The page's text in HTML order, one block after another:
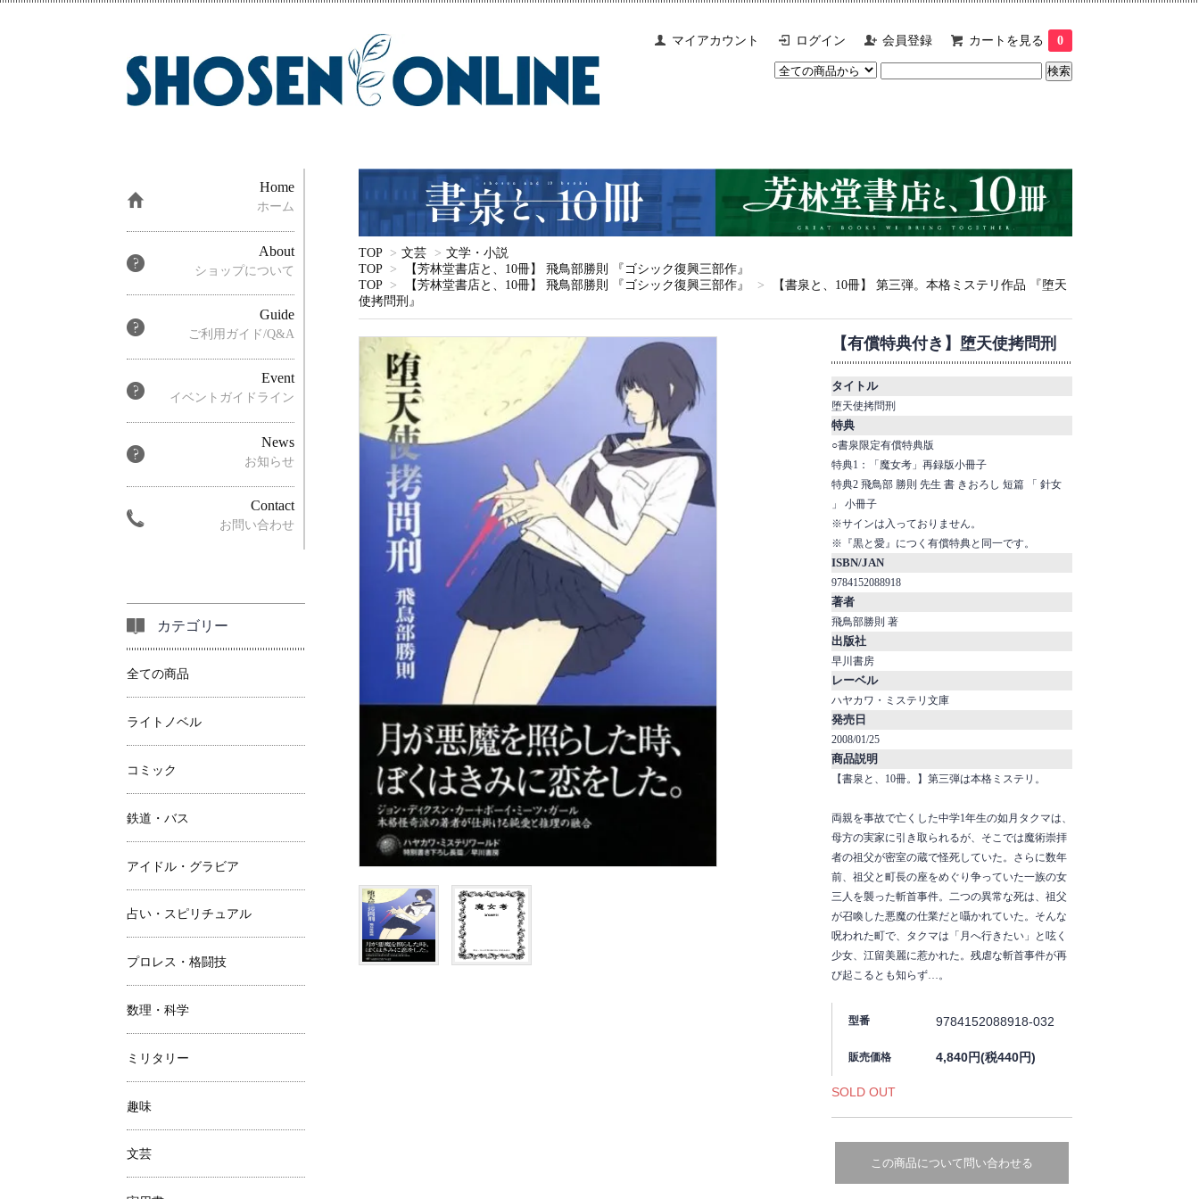
マイアカウント ログイン 会員登録 カートを見る 0
TOP > 文芸 > 文学・小説
TOP
>
【芳林堂書店と、10冊】 飛鳥部勝則 『ゴシック復興三部作』
TOP
> 【芳林堂書店と、10冊】 飛鳥部勝則 『ゴシック復興三部作』 >
【書泉と、10冊】 第三弾。本格ミステリ作品 『堕天
使拷問刑』
【有償特典付き】堕天使拷問刑
タイトル
堕天使拷問刑
特典
○書泉限定有償特典版
特典1：「魔女考」再録版小冊子
特典2 飛鳥部 勝則 先生 書 きおろし 短篇 「 針女
」 小冊子
※サインは入っておりません。
※『黒と愛』につく有償特典と同一です。
ISBN/JAN
9784152088918
著者
飛鳥部勝則 著
出版社
早川書房
レーベル
ハヤカワ・ミステリ文庫
発売日
2008/01/25
商品説明
【書泉と、10冊。】第三弾は本格ミステリ。
両親を事故で亡くした中学1年生の如月タクマは、
母方の実家に引き取られるが、そこでは魔術崇拝
者の祖父が密室の蔵で怪死していた。さらに数年
前、祖父と町長の座をめぐり争っていた一族の女
三人を襲った斬首事件。二つの異常な死は、祖父
が召喚した悪魔の仕業だと囁かれていた。そんな
呪われた町で、タクマは「月へ行きたい」と呟く
少女、江留美麗に惹かれた。残虐な斬首事件が再
び起こるとも知らず…。
型番 9784152088918-032
販売価格 4,840円(税440円)
SOLD OUT
この商品について問い合わせる
Home
ホーム
About
ショップについて
Guide
ご利用ガイド/Q&A
Event
イベントガイドライン
News
お知らせ
Contact
お問い合わせ
カテゴリー
全ての商品
ライトノベル
コミック
鉄道・バス
アイドル・グラビア
占い・スピリチュアル
プロレス・格闘技
数理・科学
ミリタリー
趣味
文芸